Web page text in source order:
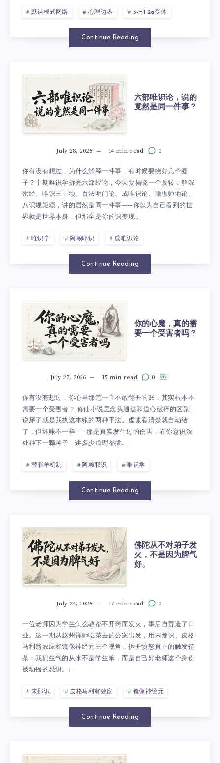
默认模式网络 心理边界 5-HT2a受体
Continue Reading
六部唯识论，说的
竟然是同一件事？
July 28, 2026 14 min read 0
你有没有想过，为什么解释一件事，有时候要绕好几个圈
子？十期唯识学拆完六部经论，今天要揭晓一个反转：解深
密经、唯识三十颂、百法明门论、成唯识论、瑜伽师地论、
八识规矩颂，讲的居然是同一件事——你以为自己看到的世
界就是世界本身，但那全是你的识变现...
唯识学 阿赖耶识 成唯识论
Continue Reading
你的心魔，真的需
要一个受害者吗？
July 27, 2026 15 min read 0
你有没有想过，你心里那笔一直不敢翻开的账，其实根本不
需要一个受害者？ 修仙小说里念头通达和道心破碎的区别，
说穿了就是我执这本账的两种平法。虚账看清楚就自动结
了，但坏账不一样——那是真实发生过的伤害，在你意识深
处种下一颗种子，讲多少道理都拔...
替罪羊机制 阿赖耶识 唯识学
Continue Reading
佛陀从不对弟子发
火，不是因为脾气
好。
July 24, 2026 17 min read 0
一位老师因为学生怎么教都不开窍而发火，事后自责造了口
业。这一期从赵州禅师吃茶去的公案出发，用末那识、皮格
马利翁效应和镜像神经元三个视角，拆开愤怒真正的触发链
条：我们生气的从来不是学生笨，而是自己好老师这个身份
被动摇的恐惧。...
末那识 皮格马利翁效应 镜像神经元
Continue Reading